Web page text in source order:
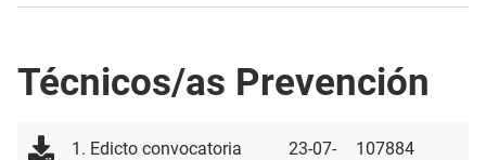
Técnicos/as Prevención
1. Edicto convocatoria 23-07- 107884